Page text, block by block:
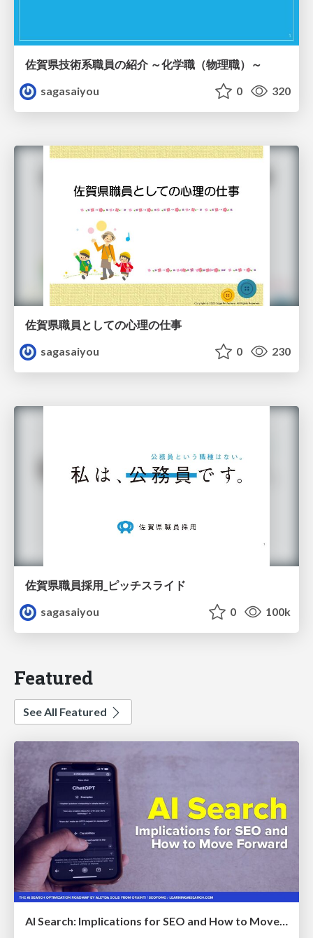
佐賀県技術系職員の紹介 ～化学職（物理職）～
sagasaiyou
0 320
佐賀県職員としての心理の仕事
sagasaiyou
0 230
佐賀県職員採用_ピッチスライド
sagasaiyou
0 100k
Featured
See All Featured